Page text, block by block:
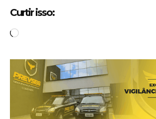
Curtir isso:
C
r
r
e